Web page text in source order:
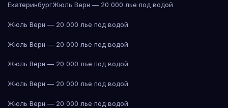
ЕкатеринбургЖюль Верн — 20 000 лье под водой
Жюль Верн — 20 000 лье под водой
Жюль Верн — 20 000 лье под водой
Жюль Верн — 20 000 лье под водой
Жюль Верн — 20 000 лье под водой
Жюль Верн — 20 000 лье под водой